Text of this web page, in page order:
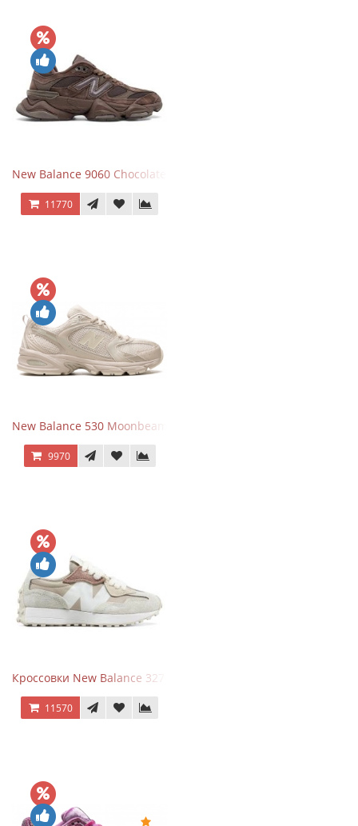
New Balance 9060 Chocolate Brown
11770
New Balance 530 Moonbeam Sea Salt
9970
Кроссовки New Balance 327 Beige Pink
11570